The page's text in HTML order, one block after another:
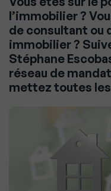
l’immobilier ?
de consultant ou
immobilier ?
Stéphane
réseau de
mettez toutes